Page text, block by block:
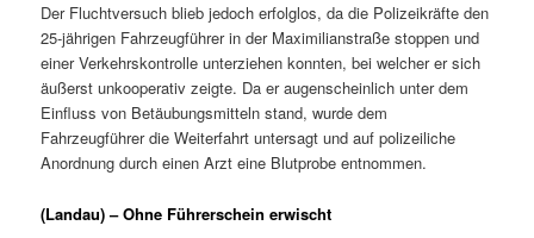
Der Fluchtversuch blieb jedoch erfolglos, da die Polizeikräfte den
25-jährigen Fahrzeugführer in der Maximilianstraße stoppen und
einer Verkehrskontrolle unterziehen konnten, bei welcher er sich
äußerst unkooperativ zeigte. Da er augenscheinlich unter dem
Einfluss von Betäubungsmitteln stand, wurde dem
Fahrzeugführer die Weiterfahrt untersagt und auf polizeiliche
Anordnung durch einen Arzt eine Blutprobe entnommen.
(Landau) – Ohne Führerschein erwischt